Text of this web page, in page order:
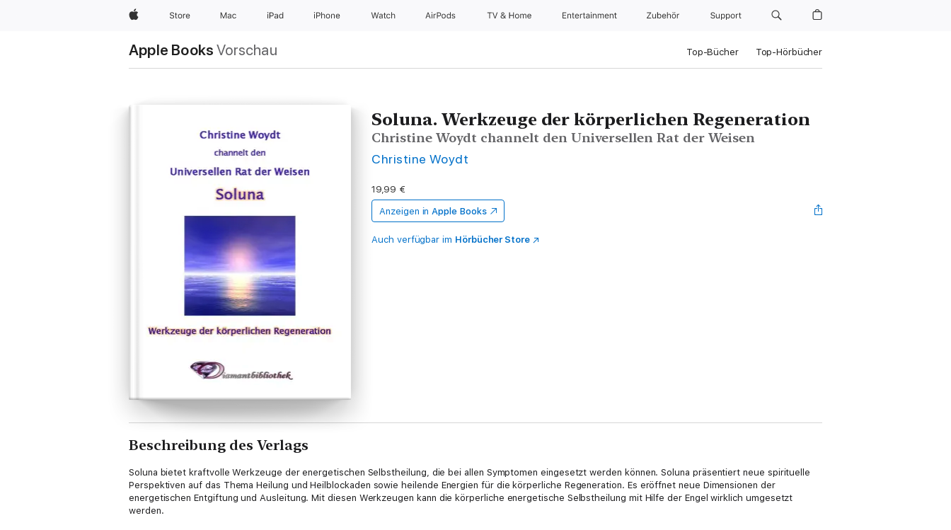
Apple Store Mac iPad iPhone Watch AirPods TV & Home Entertainment Zubehör Support
Apple Books Vorschau Top-Bücher Top-Hörbücher
Soluna. Werkzeuge der körperlichen Regeneration
Christine Woydt channelt den Universellen Rat der Weisen
Christine Woydt
19,99 €
Anzeigen in Apple Books
Auch verfügbar im Hörbücher Store
Beschreibung des Verlags
Soluna bietet kraftvolle Werkzeuge der energetischen Selbstheilung, die bei allen Symptomen eingesetzt werden können. Soluna präsentiert neue spirituelle
Perspektiven auf das Thema Heilung und Heilblockaden sowie heilende Energien für die körperliche Regeneration. Es eröffnet neue Dimensionen der
energetischen Entgiftung und Ausleitung. Mit diesen Werkzeugen kann die körperliche energetische Selbstheilung mit Hilfe der Engel wirklich umgesetzt
werden.